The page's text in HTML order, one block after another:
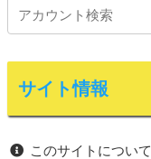
サイト情報
このサイトについて